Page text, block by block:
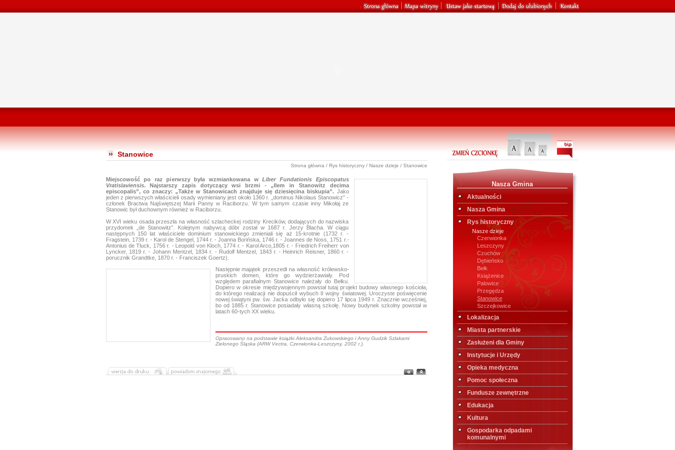
Stanowice
Strona główna / Rys historyczny/ Nasze dzieje / Stanowice
Miejscowość po raz pierwszy była wzmiankowana wLiber Fundationis Episcopatus
Vratislaviensis.
Najstarszy zapis dotyczący wsi brzmi - „Ilem in Stanowitz decima
episcopalis”, co znaczy: „Także w Stanowicach znajduje się dziesięcina biskupia”. Jako
jeden z pierwszych właścicieli osady wymieniany jest około 1360 r. „dominus Nikolaus Stanowicz” -
członek Bractwa Najświętszej Marii Panny w Raciborzu. W tym samym czasie inny Mikołaj ze
Stanowic był duchownym również w Raciborzu.
W XVI wieku osada przeszła na własność szlacheckej rodziny Krecików, dodających do nazwiska
przydomek „de Stanowitz”. Kolejnym nabywcą dóbr został w 1687 r. Jerzy Blacha. W ciągu
następnych 150 lat właściciele dominium stanowickiego zmieniali się aż 15-krotnie (1732 r. -
Fragstein, 1739 r. - Karol de Stengel, 1744 r. - Joanna Borińska, 1746 r. - Joannes de Noss, 1751 r.-
Antonius de Tluck, 1756 r. - Leopold von Kloch, 1774 r. - Karol Arco,1805 r. - Friedrich Freiherr von
Lyncker, 1819 r. - Johann Mentzel, 1834 r. - Rudolf Mentzel, 1843 r. - Heinrich Reisner, 1860 r. -
porucznik Grandtke, 1870 r. - Franciszek Goertz).
Następnie majątek przeszedł na własność królewsko-
pruskich domen, które go wydzierżawiały. Pod
względem parafialnym Stanowice należały do Bełku.
Dopiero w okresie międzywojennym powstał tutaj projekt budowy własnego kościoła,
do którego realizacji nie dopuścił wybuch II wojny światowej. Uroczyste poświęcenie
nowej świątyni pw. św. Jacka odbyło się dopiero 17 lipca 1949 r. Znacznie wcześniej,
bo od 1885 r. Stanowice posiadały własną szkołę. Nowy budynek szkolny powstał w
latach 60-tych XX wieku.
Opracowano na podstawie książki Aleksandra Żukowskiego i Anny Gudzik Szlakami
Zielonego Śląska (ARW Vectra, Czerwionka-Leszczyny, 2002 r.).
Nasza Gmina
Aktualności
Nasza Gmina
Rys historyczny
Nasze dzieje
Czerwionka
Leszczyny
Czuchów
Dębieńsko
Bełk
Książenice
Palowice
Przegędza
Stanowice
Szczejkowice
Lokalizacja
Miasta partnerskie
Zasłużeni dla Gminy
Instytucje i Urzędy
Opieka medyczna
Pomoc społeczna
Fundusze zewnętrzne
Edukacja
Kultura
Gospodarka odpadami
komunalnymi